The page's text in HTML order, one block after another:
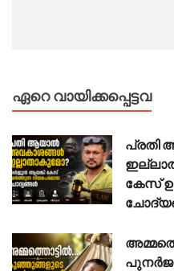
ഏറെ വായിക്കപ്പെട്ടവ
പ്രതി
കേസ്